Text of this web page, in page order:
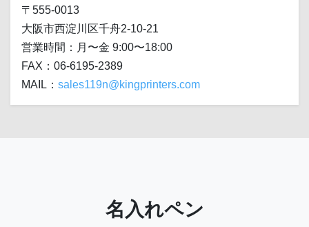
〒555-0013
大阪市西淀川区千舟2-10-21
営業時間：月〜金 9:00〜18:00
FAX：06-6195-2389
MAIL： sales119n@kingprinters.com
名入れペン